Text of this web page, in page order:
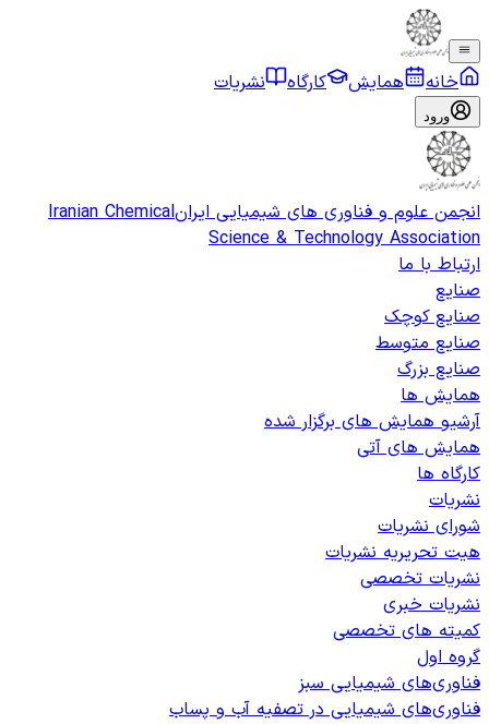
خانه همایش کارگاه نشریات
ورود
انجمن علوم و فناوری های شیمیایی ایرانIranian Chemical
Science & Technology Association
ارتباط با ما
صنایع
صنایع کوچک
صنایع متوسط
صنایع بزرگ
همایش ها
آرشیو همایش های برگزار شده
همایش های آتی
کارگاه ها
نشریات
شورای نشریات
هیت تحریریه نشریات
نشریات تخصصی
نشریات خبری
کمیته های تخصصی
گروه اول
فناوری‌های شیمیایی سبز
فناوری‌های شیمیایی در تصفیه آب و پساب